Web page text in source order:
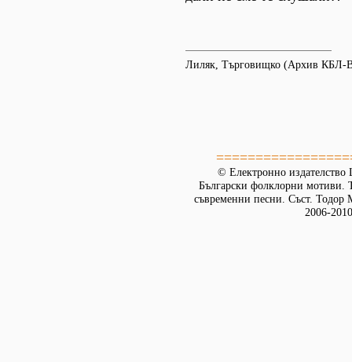
Лиляк, Търговищко (Архив
© Електронно издателство
Български фолклорни мотиви.
съвременни песни. Съст.
2006-